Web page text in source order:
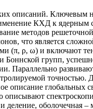
описаний. Ключевым
КХД к ядерным
методов
что является
(π, ρ, ω) и включают
Боннской групп,
Параллельно
описание глобальных
оболочечная –